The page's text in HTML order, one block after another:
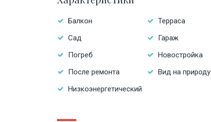
Балкон
Терраса
Сад
Гараж
Погреб
Новостройка
После ремонта
Вид на природу
Низкоэнергетический